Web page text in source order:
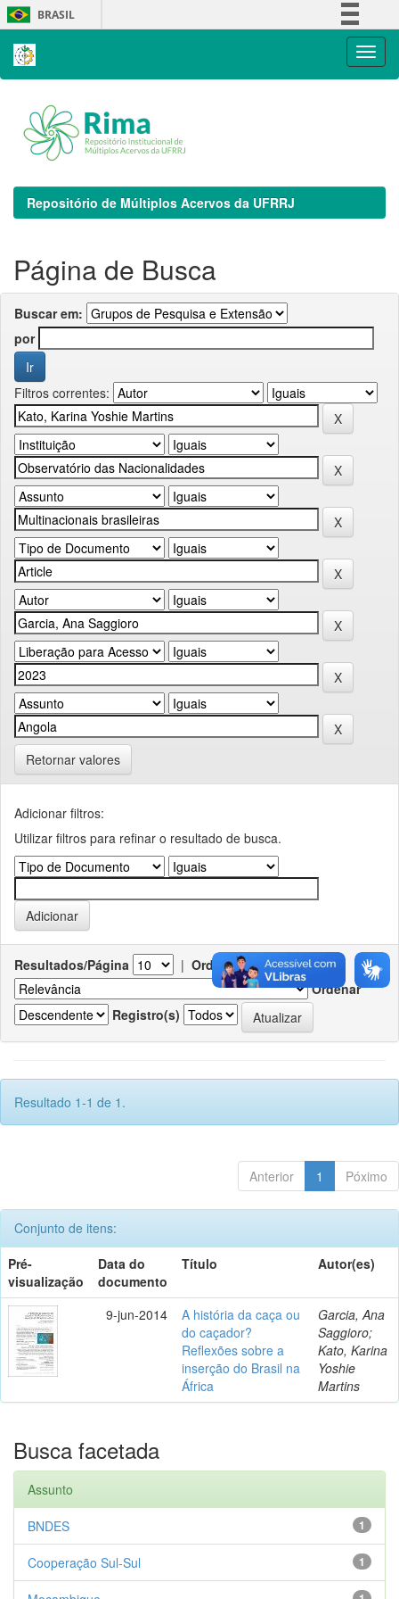
Skip
navigation
BRASIL
Repositório de Múltiplos Acervos da UFRRJ
Página de Busca
Buscar em:
por
Filtros correntes:
Retornar valores
Adicionar filtros:
Utilizar filtros para refinar o resultado de busca.
Resultados/Página | Ordenar registros por
Ordenar
Registro(s)
Resultado 1-1 de 1.
Anterior 1 Póximo
Conjunto de itens:
Pré-
visualização
Data do
documento
Título Autor(es)
9-jun-2014
A história da caça ou
do caçador?
Reflexões sobre a
inserção do Brasil na
África
Garcia, Ana
Saggioro;
Kato, Karina
Yoshie
Martins
Busca facetada
Assunto
1
BNDES
1
Cooperação Sul-Sul